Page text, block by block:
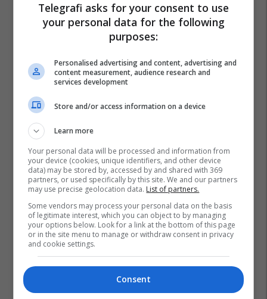
Telegrafi asks for your consent to use
your personal data for the following
purposes:
Personalised advertising and content, advertising and
content measurement, audience research and
services development
Store and/or access information on a device
Learn more
Your personal data will be processed and information from
your device (cookies, unique identifiers, and other device
data) may be stored by, accessed by and shared with 369
partners, or used specifically by this site. We and our partners
may use precise geolocation data. List of partners.
Some vendors may process your personal data on the basis
of legitimate interest, which you can object to by managing
your options below. Look for a link at the bottom of this page
or in the site menu to manage or withdraw consent in privacy
and cookie settings.
Consent